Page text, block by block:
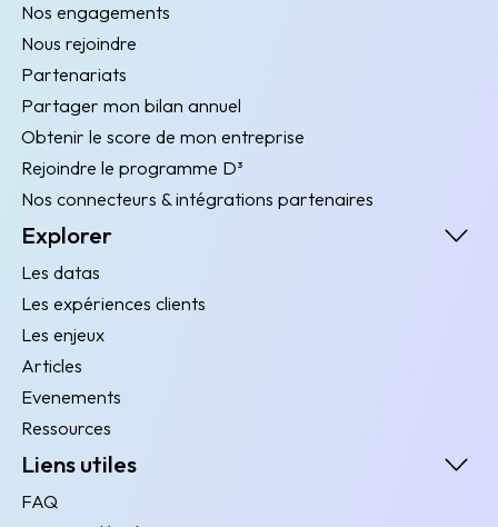
Nos engagements
Nous rejoindre
Partenariats
Partager mon bilan annuel
Obtenir le score de mon entreprise
Rejoindre le programme D³
Nos connecteurs & intégrations partenaires
Explorer
Les datas
Les expériences clients
Les enjeux
Articles
Evenements
Ressources
Liens utiles
FAQ